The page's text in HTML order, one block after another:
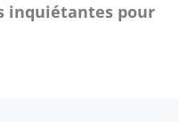
inquiétantes pour